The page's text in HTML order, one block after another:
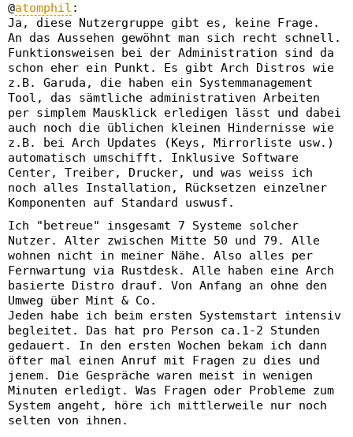
@atomphil :
Ja, diese Nutzergruppe gibt es, keine Frage.
An das Aussehen gewöhnt man sich recht schnell.
Funktionsweisen bei der Administration sind da
schon eher ein Punkt. Es gibt Arch Distros wie
z.B. Garuda, die haben ein Systemmanagement
Tool, das sämtliche administrativen Arbeiten
per simplem Mausklick erledigen lässt und dabei
auch noch die üblichen kleinen Hindernisse wie
z.B. bei Arch Updates (Keys, Mirrorliste usw.)
automatisch umschifft. Inklusive Software
Center, Treiber, Drucker, und was weiss ich
noch alles Installation, Rücksetzen einzelner
Komponenten auf Standard uswusf.
Ich "betreue" insgesamt 7 Systeme solcher
Nutzer. Alter zwischen Mitte 50 und 79. Alle
wohnen nicht in meiner Nähe. Also alles per
Fernwartung via Rustdesk. Alle haben eine Arch
basierte Distro drauf. Von Anfang an ohne den
Umweg über Mint & Co.
Jeden habe ich beim ersten Systemstart intensiv
begleitet. Das hat pro Person ca.1-2 Stunden
gedauert. In den ersten Wochen bekam ich dann
öfter mal einen Anruf mit Fragen zu dies und
jenem. Die Gespräche waren meist in wenigen
Minuten erledigt. Was Fragen oder Probleme zum
System angeht, höre ich mittlerweile nur noch
selten von ihnen.